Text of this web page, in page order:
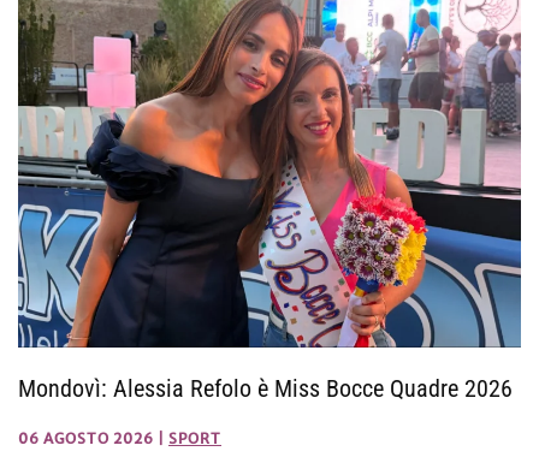
Mondovì: Alessia Refolo è Miss Bocce Quadre 2026
06 AGOSTO 2026 SPORT